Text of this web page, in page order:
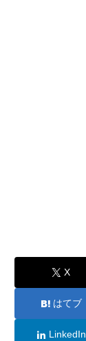
X
はてブ
LinkedIn